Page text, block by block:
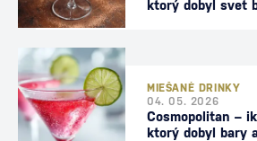
ktorý dobyl svet
MIEŠANÉ DRINKY
04. 05. 2026
Cosmopolitan –
ktorý dobyl bary